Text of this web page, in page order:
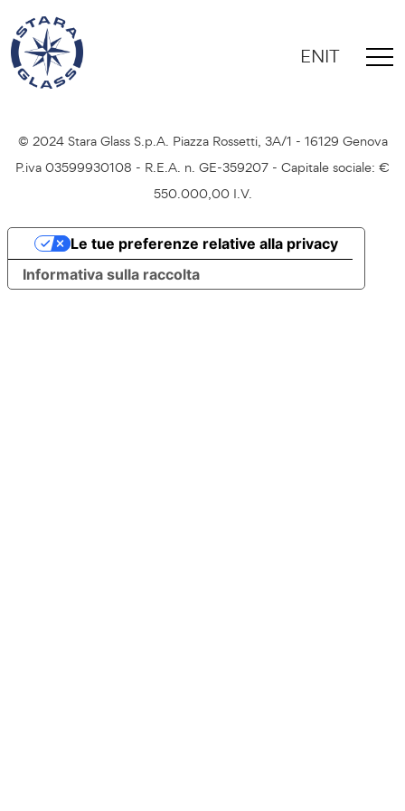
ENIT
Credits Cookie Policy
© 2024 Stara Glass S.p.A. Piazza Rossetti, 3A/1 - 16129 Genova
P.iva 03599930108 - R.E.A. n. GE-359207 - Capitale sociale: €
550.000,00 I.V.
Informativa sulla raccolta
Le tue preferenze relative alla privacy